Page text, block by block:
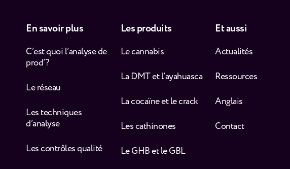
En savoir plus
C’est quoi l’analyse de
prod’ ?
Le réseau
Les techniques
d’analyse
Les contrôles qualité
Les produits
Le cannabis
La DMT et l’ayahuasca
La cocaïne et le crack
Les cathinones
Le GHB et le GBL
Et aussi
Actualités
Ressources
Anglais
Contact